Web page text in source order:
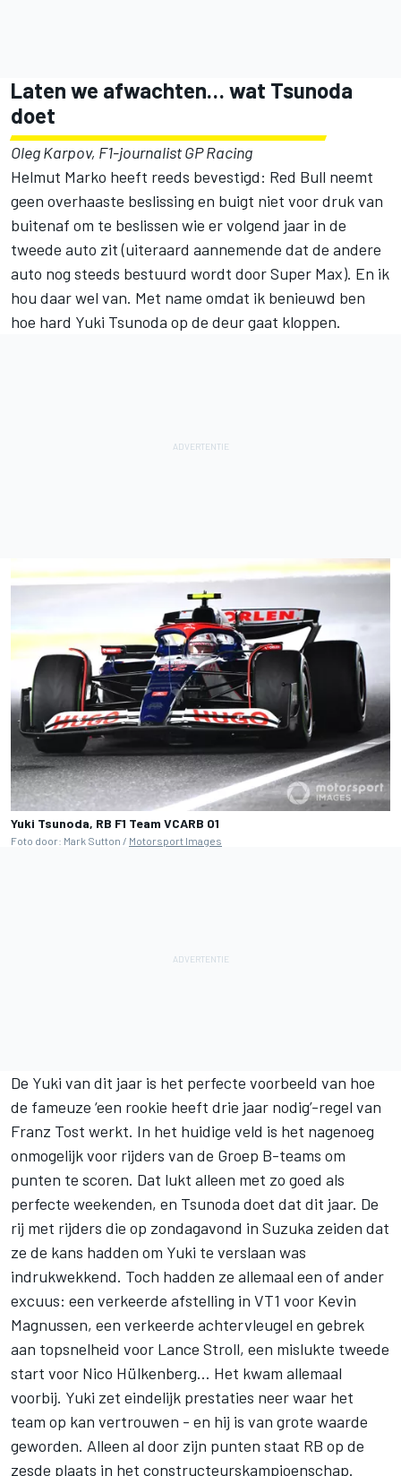
Laten we afwachten… wat Tsunoda
doet
Oleg Karpov, F1-journalistGP Racing
Helmut Marko heeft reeds bevestigd: Red Bull neemt
geen overhaaste beslissing en buigt niet voor druk van
buitenaf om te beslissen wie er volgend jaar in de
tweede auto zit (uiteraard aannemende dat de andere
auto nog steeds bestuurd wordt door Super Max). En ik
hou daar wel van. Met name omdat ik benieuwd ben
hoe hard Yuki Tsunoda op de deur gaat kloppen.
Yuki Tsunoda, RB F1 Team VCARB 01
Foto door: Mark Sutton / Motorsport Images
De Yuki van dit jaar is het perfecte voorbeeld van hoe
de fameuze ‘een rookie heeft drie jaar nodig’-regel van
Franz Tost werkt. In het huidige veld is het nagenoeg
onmogelijk voor rijders van de Groep B-teams om
punten te scoren. Dat lukt alleen met zo goed als
perfecte weekenden, en Tsunoda doet dat dit jaar. De
rij met rijders die op zondagavond in Suzuka zeiden dat
ze de kans hadden om Yuki te verslaan was
indrukwekkend. Toch hadden ze allemaal een of ander
excuus: een verkeerde afstelling in VT1 voor Kevin
Magnussen, een verkeerde achtervleugel en gebrek
aan topsnelheid voor Lance Stroll, een mislukte tweede
start voor Nico Hülkenberg… Het kwam allemaal
voorbij. Yuki zet eindelijk prestaties neer waar het
team op kan vertrouwen - en hij is van grote waarde
geworden. Alleen al door zijn punten staat RB op de
zesde plaats in het constructeurskampioenschap.